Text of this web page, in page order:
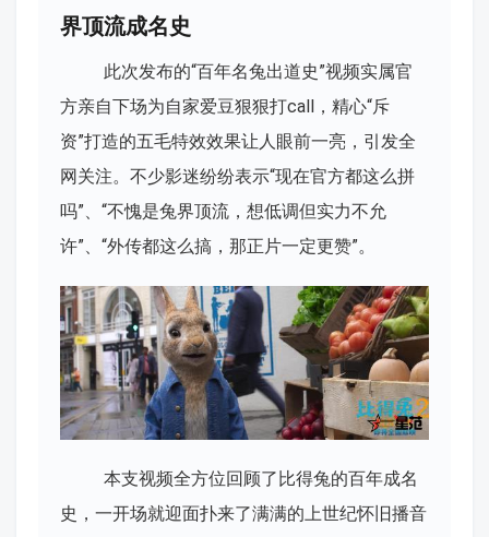
界顶流成名史
此次发布的“百年名兔出道史”视频实属官
方亲自下场为自家爱豆狠狠打call，精心“斥
资”打造的五毛特效效果让人眼前一亮，引发全
网关注。不少影迷纷纷表示“现在官方都这么拼
吗”、“不愧是兔界顶流，想低调但实力不允
许”、“外传都这么搞，那正片一定更赞”。
本支视频全方位回顾了比得兔的百年成名
史，一开场就迎面扑来了满满的上世纪怀旧播音